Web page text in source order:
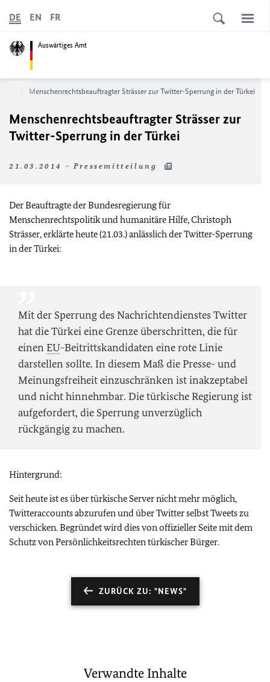
Auswärtiges Amt
DE EN FR
Menschenrechtsbeauftragter Strässer zur Twitter-Sperrung in der Türkei
Menschenrechtsbeauftragter Strässer zur
Twitter-Sperrung in der Türkei
21.03.2014 - Pressemitteilung
Der Beauftragte der Bundesregierung für
Menschenrechtspolitik und humanitäre Hilfe, Christoph
Strässer, erklärte heute (21.03.) anlässlich der Twitter-Sperrung
in der Türkei:
Mit der Sperrung des Nachrichtendienstes Twitter
hat die Türkei eine Grenze überschritten, die für
einen EU-Beitrittskandidaten eine rote Linie
darstellen sollte. In diesem Maß die Presse- und
Meinungsfreiheit einzuschränken ist inakzeptabel
und nicht hinnehmbar. Die türkische Regierung ist
aufgefordert, die Sperrung unverzüglich
rückgängig zu machen.
Hintergrund:
Seit heute ist es über türkische Server nicht mehr möglich,
Twitteraccounts abzurufen und über Twitter selbst Tweets zu
verschicken. Begründet wird dies von offizieller Seite mit dem
Schutz von Persönlichkeitsrechten türkischer Bürger.
ZURÜCK ZU: "NEWS"
Verwandte Inhalte